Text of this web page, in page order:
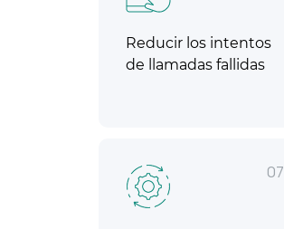
Reducir los intentos
de llamadas fallidas
07